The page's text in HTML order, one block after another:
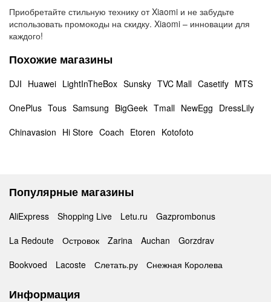
Приобретайте стильную технику от Xiaomi и не забудьте
использовать промокоды на скидку. Xiaomi – инновации для
каждого!
Похожие магазины
DJI Huawei LightInTheBox Sunsky TVC Mall Casetify MTS
OnePlus Tous Samsung BigGeek Tmall NewEgg DressLily
Chinavasion Hi Store Coach Etoren Kotofoto
Популярные магазины
AliExpress Shopping Live Letu.ru
Gazprombonus
La Redoute
Островок Zarina Auchan
Gorzdrav
Bookvoed
Lacoste Слетать.ру Снежная Королева
Информация